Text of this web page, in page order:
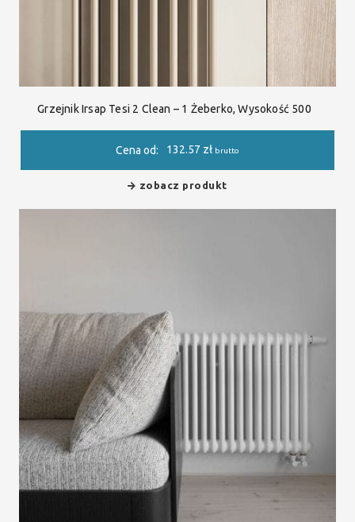
Grzejnik Irsap Tesi 2 Clean – 1 Żeberko, Wysokość 500
Cena od: 132.57 zł brutto
zobacz produkt